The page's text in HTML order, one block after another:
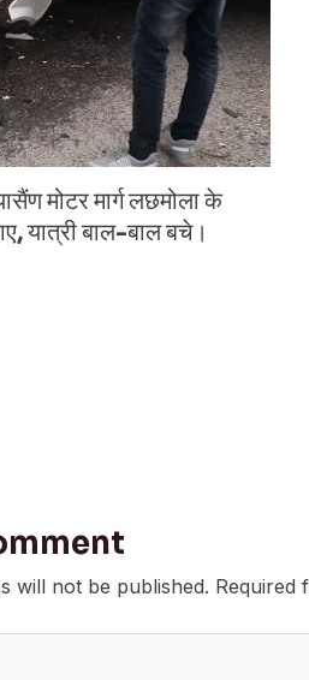
मोटर मार्ग लछमोला के
यात्री बाल-बाल बचे।
will not be published. Required